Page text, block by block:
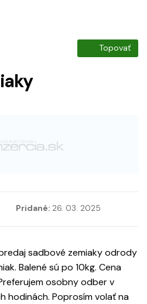
Topovať
Pridané: 26. 03. 2025
sadbové zemiaky odrody
Balené sú po 10kg. Cena
osobny odber v
hodinách. Poprosím volať na